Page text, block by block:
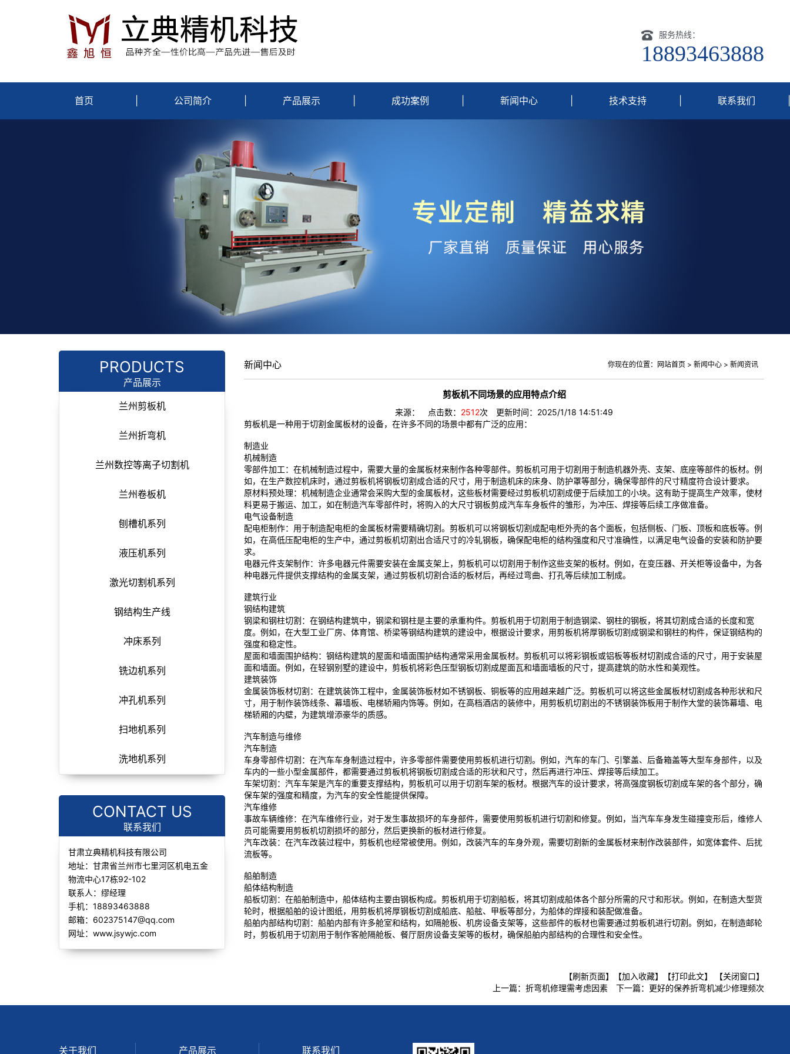
服务热线：
18893463888
首页 公司简介 产品展示 成功案例 新闻中心 技术支持 联系我们
PRODUCTS
产品展示
兰州剪板机
兰州折弯机
兰州数控等离子切割机
兰州卷板机
刨槽机系列
液压机系列
激光切割机系列
钢结构生产线
冲床系列
铣边机系列
冲孔机系列
扫地机系列
洗地机系列
CONTACT US
联系我们
甘肃立典精机科技有限公司
地址：甘肃省兰州市七里河区机电五金
物流中心17栋92-102
联系人：缪经理
手机：18893463888
邮箱：602375147@qq.com
网址：www.jsywjc.com
你现在的位置： 网站首页 > 新闻中心 > 新闻资讯
新闻中心
剪板机不同场景的应用特点介绍
来源： 点击数： 2512次 更新时间：2025/1/18 14:51:49
剪板机是一种用于切割金属板材的设备，在许多不同的场景中都有广泛的应用：
制造业
机械制造
零部件加工：在机械制造过程中，需要大量的金属板材来制作各种零部件。剪板机可用于切割用于制造机器外壳、支架、底座等部件的板材。例
如，在生产数控机床时，通过剪板机将钢板切割成合适的尺寸，用于制造机床的床身、防护罩等部分，确保零部件的尺寸精度符合设计要求。
原材料预处理：机械制造企业通常会采购大型的金属板材，这些板材需要经过剪板机切割成便于后续加工的小块。这有助于提高生产效率，使材
料更易于搬运、加工，如在制造汽车零部件时，将购入的大尺寸钢板剪成汽车车身板件的雏形，为冲压、焊接等后续工序做准备。
电气设备制造
配电柜制作：用于制造配电柜的金属板材需要精确切割。剪板机可以将钢板切割成配电柜外壳的各个面板，包括侧板、门板、顶板和底板等。例
如，在高低压配电柜的生产中，通过剪板机切割出合适尺寸的冷轧钢板，确保配电柜的结构强度和尺寸准确性，以满足电气设备的安装和防护要
求。
电器元件支架制作：许多电器元件需要安装在金属支架上，剪板机可以切割用于制作这些支架的板材。例如，在变压器、开关柜等设备中，为各
种电器元件提供支撑结构的金属支架，通过剪板机切割合适的板材后，再经过弯曲、打孔等后续加工制成。
建筑行业
钢结构建筑
钢梁和钢柱切割：在钢结构建筑中，钢梁和钢柱是主要的承重构件。剪板机用于切割用于制造钢梁、钢柱的钢板，将其切割成合适的长度和宽
度。例如，在大型工业厂房、体育馆、桥梁等钢结构建筑的建设中，根据设计要求，用剪板机将厚钢板切割成钢梁和钢柱的构件，保证钢结构的
强度和稳定性。
屋面和墙面围护结构：钢结构建筑的屋面和墙面围护结构通常采用金属板材。剪板机可以将彩钢板或铝板等板材切割成合适的尺寸，用于安装屋
面和墙面。例如，在轻钢别墅的建设中，剪板机将彩色压型钢板切割成屋面瓦和墙面墙板的尺寸，提高建筑的防水性和美观性。
建筑装饰
金属装饰板材切割：在建筑装饰工程中，金属装饰板材如不锈钢板、铜板等的应用越来越广泛。剪板机可以将这些金属板材切割成各种形状和尺
寸，用于制作装饰线条、幕墙板、电梯轿厢内饰等。例如，在高档酒店的装修中，用剪板机切割出的不锈钢装饰板用于制作大堂的装饰幕墙、电
梯轿厢的内壁，为建筑增添豪华的质感。
汽车制造与维修
汽车制造
车身零部件切割：在汽车车身制造过程中，许多零部件需要使用剪板机进行切割。例如，汽车的车门、引擎盖、后备箱盖等大型车身部件，以及
车内的一些小型金属部件，都需要通过剪板机将钢板切割成合适的形状和尺寸，然后再进行冲压、焊接等后续加工。
车架切割：汽车车架是汽车的重要支撑结构，剪板机可以用于切割车架的板材。根据汽车的设计要求，将高强度钢板切割成车架的各个部分，确
保车架的强度和精度，为汽车的安全性能提供保障。
汽车维修
事故车辆维修：在汽车维修行业，对于发生事故损坏的车身部件，需要使用剪板机进行切割和修复。例如，当汽车车身发生碰撞变形后，维修人
员可能需要用剪板机切割损坏的部分，然后更换新的板材进行修复。
汽车改装：在汽车改装过程中，剪板机也经常被使用。例如，改装汽车的车身外观，需要切割新的金属板材来制作改装部件，如宽体套件、后扰
流板等。
船舶制造
船体结构制造
船板切割：在船舶制造中，船体结构主要由钢板构成。剪板机用于切割船板，将其切割成船体各个部分所需的尺寸和形状。例如，在制造大型货
轮时，根据船舶的设计图纸，用剪板机将厚钢板切割成船底、船舷、甲板等部分，为船体的焊接和装配做准备。
船舶内部结构切割：船舶内部有许多舱室和结构，如隔舱板、机房设备支架等，这些部件的板材也需要通过剪板机进行切割。例如，在制造邮轮
时，剪板机用于切割用于制作客舱隔舱板、餐厅厨房设备支架等的板材，确保船舶内部结构的合理性和安全性。
【刷新页面】 【加入收藏】 【打印此文】
【关闭窗口】
上一篇： 折弯机修理需考虑因素 下一篇： 更好的保养折弯机减少修理频次
关于我们 产品展示 联系我们